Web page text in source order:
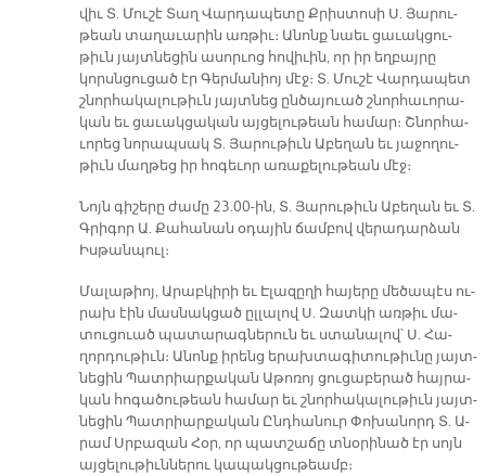
վիւ Տ. Մու­շէ Տաղ Վար­դա­պե­տը Քրիս­տո­սի Ս. Յա­րու­
թեան տա­ղա­ւա­րին առ­թիւ։ Անոնք նաեւ ցա­ւակ­ցու­
թիւն յայտ­նե­ցին ա­սոր­ւոց հո­վի­ւին, որ իր եղ­բայ­րը
կորսն­ցու­ցած էր Գեր­մա­նիոյ մէջ։ Տ. Մու­շէ Վար­դա­պետ
շնոր­հա­կա­լու­թիւն յայտ­նեց ըն­ծա­յուած շնոր­հա­ւո­րա­
կան եւ ցա­ւակ­ցա­կան այ­ցե­լու­թեան հա­մար։ Շնոր­հա­
ւո­րեց նո­րապ­սակ Տ. Յա­րու­թիւն Ա­բե­ղան եւ յա­ջո­ղու­
թիւն մաղ­թեց իր հո­գե­ւոր ա­ռա­քե­լու­թեան մէջ։
Նոյն գի­շերը ժա­մը 23.00-ին, Տ. Յա­րու­թիւն Ա­բե­ղան եւ Տ.
Գրի­գոր Ա. Քա­հա­նան օ­դա­յին ճամ­բով վե­րա­դար­ձան
Իսթան­պուլ։
Մա­լա­թիոյ, Ա­րաբ­կի­րի եւ Է­լա­զը­ղի հայերը մե­ծա­պէս ու­
րախ էին մաս­նակ­ցած ըլ­լա­լով Ս. Զատ­կի առ­թիւ մա­
տու­ցուած պա­տա­րագ­նե­րուն եւ ստա­նա­լով՝ Ս. Հա­
ղոր­դու­թիւն։ Ա­նոնք ի­րենց ե­րախ­տա­գի­տու­թիւ­նը յայտ­
նե­ցին Պատ­րիար­քա­կան Ա­թո­ռոյ ցու­ցա­բե­րած հայ­րա­
կան հո­գա­ծու­թեան հա­մար եւ շնոր­հա­կա­լու­թիւն յայտ­
նե­ցին Պատ­րիար­քա­կան Ընդ­հա­նուր Փո­խա­նորդ Տ. Ա­
րամ Սրբա­զան Հօր, որ պատ­շա­ճը տնօ­րի­նած էր սոյն
այ­ցե­լու­թիւն­նե­րու կա­պակ­ցու­թեամ­բ։